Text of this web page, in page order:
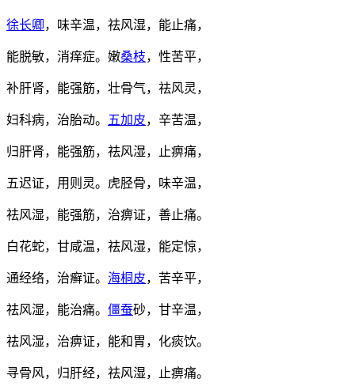
徐长卿，味辛温，祛风湿，能止痛，
能脱敏，消痒症。嫩桑枝，性苦平，
补肝肾，能强筋，壮骨气，祛风灵，
妇科病，治胎动。 五加皮，辛苦温，
归肝肾，能强筋，祛风湿，止痹痛，
五迟证，用则灵。虎胫骨，味辛温，
祛风湿，能强筋，治痹证，善止痛。
白花蛇，甘咸温，祛风湿，能定惊，
通经络，治癣证。 海桐皮，苦辛平，
祛风湿，能治痛。 僵蚕砂，甘辛温，
祛风湿，治痹证，能和胃，化痰饮。
寻骨风，归肝经，祛风湿，止痹痛。